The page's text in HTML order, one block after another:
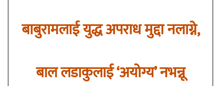
बाबुरामलाई युद्ध अपराध मुद्दा नलाग्ने,
बाल लडाकुलाई ‘अयोग्य’ नभन्नू